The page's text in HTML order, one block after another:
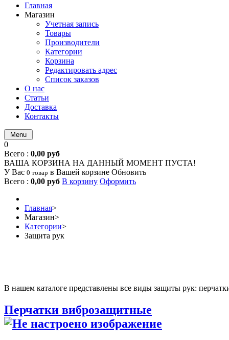
Главная
Магазин
Учетная запись
Товары
Производители
Категории
Корзина
Редактировать адрес
Список заказов
О нас
Статьи
Доставка
Контакты
Menu
0
Всего : 0,00 руб
ВАША КОРЗИНА НА ДАННЫЙ МОМЕНТ ПУСТА!
У Вас 0 товар в Вашей корзине Обновить
Всего : 0,00 руб В корзину Оформить
Главная>
Магазин>
Категории>
Защита рук
В нашем каталоге представлены все виды защиты рук:
Перчатки виброзащитные